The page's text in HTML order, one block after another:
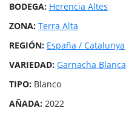
BODEGA: Herencia Altes
ZONA: Terra Alta
REGIÓN: España / Catalunya
VARIEDAD: Garnacha Blanca
TIPO: Blanco
AÑADA: 2022